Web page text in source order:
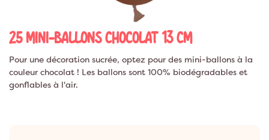
25 MINI-BALLONS CHOCOLAT 13 CM
Pour une décoration sucrée, optez pour des mini-ballons à la
couleur chocolat ! Les ballons sont 100% biodégradables et
gonflables à l'air.